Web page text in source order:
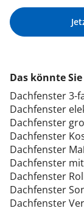
Das könnte
Dachfenster 3-
Dachfenster
Dachfenster
Dachfenster
Dachfenster
Dachfenster
Dachfenster
Dachfenster
Dachfenster